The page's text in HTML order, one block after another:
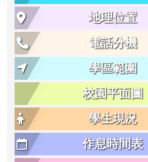
地理位置
電話分機
學區範圍
校園平面圖
學生現況
作息時間表